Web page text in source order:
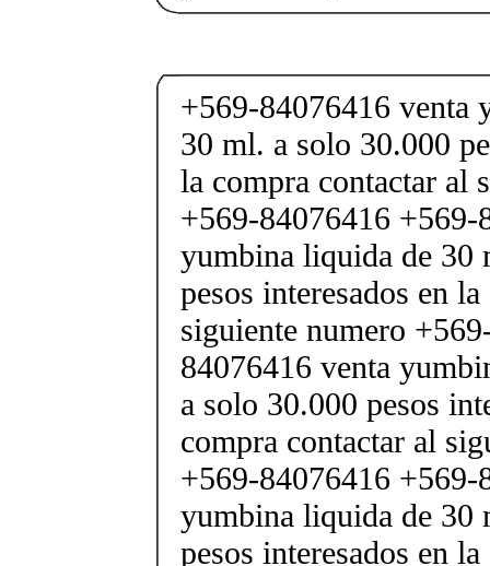
+569-84076416 venta
30 ml. a solo 30.000
la compra contactar al
+569-84076416 +569-
yumbina liquida de 30
pesos interesados en
siguiente numero
84076416 venta
a solo 30.000 pesos
compra contactar al
+569-84076416 +569-
yumbina liquida de 30
pesos interesados en